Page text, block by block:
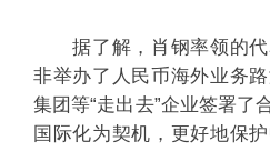
据了解，肖钢率领的代
非举办了人民币海外业务
集团等“走出去”企业签署了
国际化为契机，更好地保